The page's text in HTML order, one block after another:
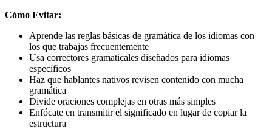
Cómo Evitar:
Aprende las reglas básicas de gramática de los idiomas con
los que trabajas frecuentemente
Usa correctores gramaticales diseñados para idiomas
específicos
Haz que hablantes nativos revisen contenido con mucha
gramática
Divide oraciones complejas en otras más simples
Enfócate en transmitir el significado en lugar de copiar la
estructura